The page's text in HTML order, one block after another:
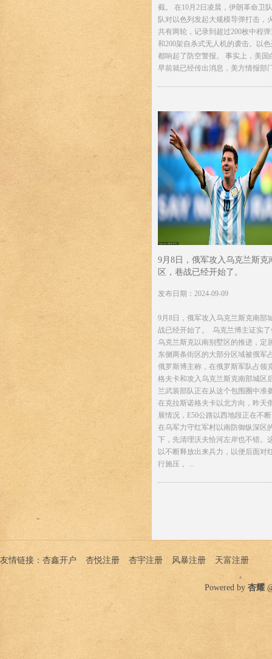
截。 在10月2日凌晨，伊朗革命卫
队对以色列发起大规模导弹打击，
共有两轮，记录到超过200枚中程
和200架自杀式无人机的袭击。以
都响起了防空警报。 事实上，美国
早前就已经传出消息，美方情报部
9月8日，俄军攻入乌克兰斯克
区，巷战已经开始了。 ​​
发布日期：2024-09-09
9月8日，俄军攻入乌克兰斯克南部
战已经开始了。 ​​​ 乌克兰博主证实
乌克兰斯克以南别墅区的推进，定
东侧两条街区的大部分区域被俄军
俄罗斯博主称，在俄罗斯军队占领
格夫卡和攻入乌克兰斯克南部城区
兰武装部队正在从这个包围圈中准
在克拉斯诺格夫卡以北方向，昨天
展情况，E50公路以西地段正在不
在乌军力守红军村以南防御纵深区
下，先清理沃夫恰河左岸也不错。
以不断释放出来兵力，以便后面对
行施压 ​​​。...
友情链接： 杏鑫开户 杏悦注册 杏宇注册 风暴注册 天富注册
Powered by 杏耀